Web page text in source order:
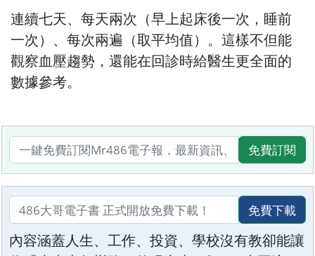
連續七天、每天兩次（早上起床後一次，睡前
一次）、每次兩遍（取平均值）。這樣不但能
觀察血壓趨勢，還能在回診時給醫生更全面的
數據參考。
免費訂閱
免費下載
內容涵蓋人生、工作、投資、學校沒有教卻能讓